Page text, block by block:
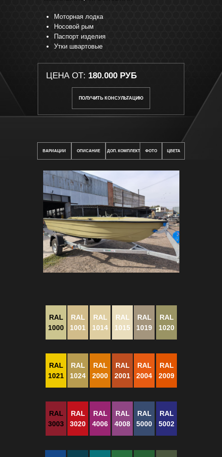
ЦЕНА ОТ: 180.000 РУБ
ПОЛУЧИТЬ КОНСУЛЬТАЦИЮ
Моторная лодка
Носовой рым
Паспорт изделия
Утки швартовые
ДОП. КОМПЛЕКТАЦИЯФОТО ЦВЕТА
ОПИСАНИЕ
ВАРИАЦИИ
RAL
1000
RAL
1001
RAL
1014
RAL
1015
RAL
1019
RAL
1020
RAL
1021
RAL
1024
RAL
2000
RAL
2001
RAL
2004
RAL
2009
RAL
3003
RAL
3020
RAL
4006
RAL
4008
RAL
5000
RAL
5002